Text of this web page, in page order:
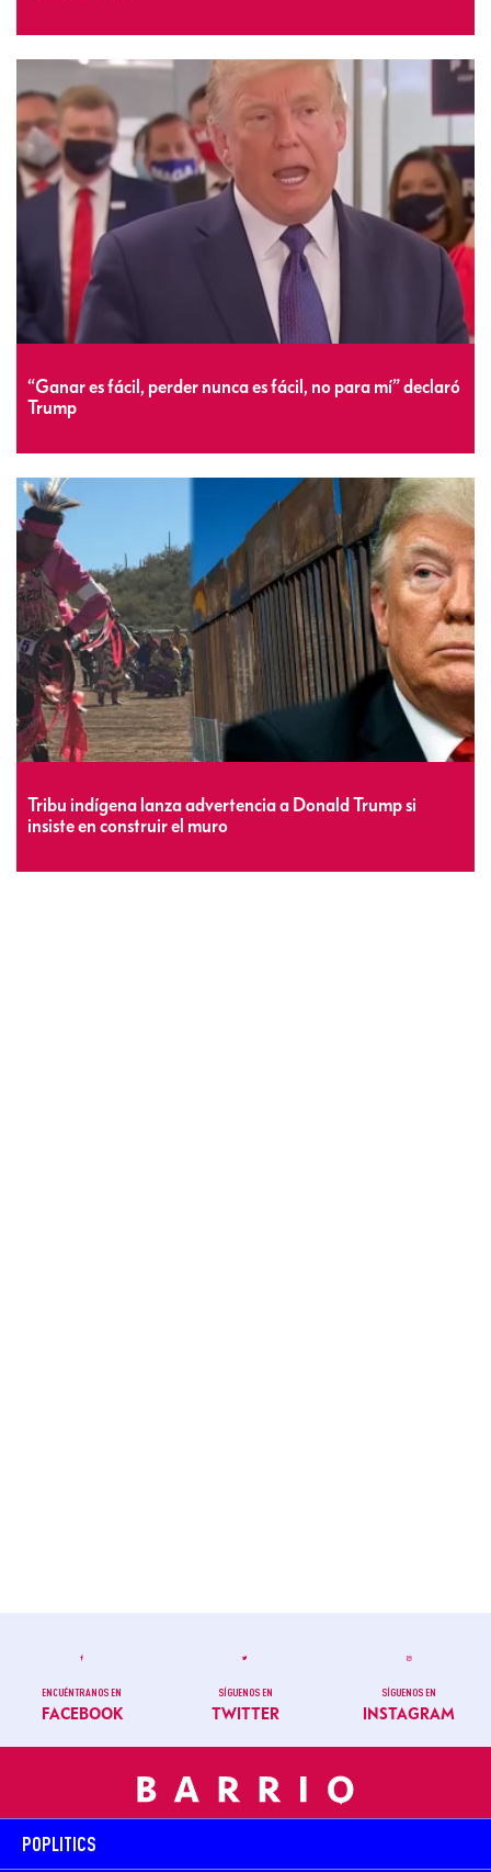
“Ganar es fácil, perder nunca es fácil, no para mí” declaró
Trump
Tribu indígena lanza advertencia a Donald Trump si
insiste en construir el muro
ENCUÉNTRANOS EN
FACEBOOK
SÍGUENOS EN
TWITTER
SÍGUENOS EN
INSTAGRAM
POPLITICS